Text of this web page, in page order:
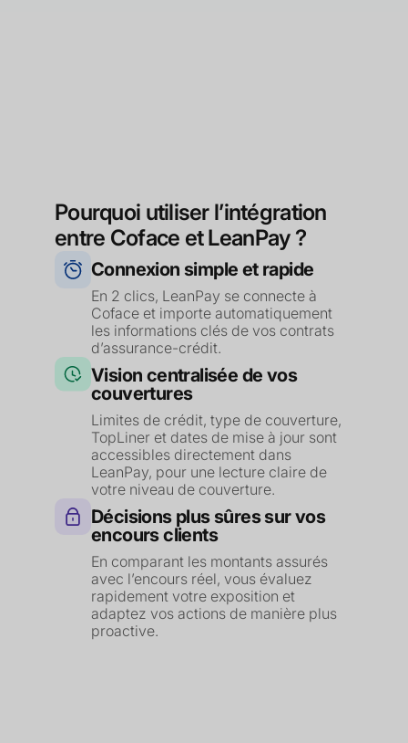
Pourquoi utiliser l’intégration
entre Coface et LeanPay ?
Connexion simple et rapide
En 2 clics, LeanPay se connecte à
Coface et importe automatiquement
les informations clés de vos contrats
d’assurance-crédit.
Vision centralisée de vos
couvertures
Limites de crédit, type de couverture,
TopLiner et dates de mise à jour sont
accessibles directement dans
LeanPay, pour une lecture claire de
votre niveau de couverture.
Décisions plus sûres sur vos
encours clients
En comparant les montants assurés
avec l’encours réel, vous évaluez
rapidement votre exposition et
adaptez vos actions de manière plus
proactive.